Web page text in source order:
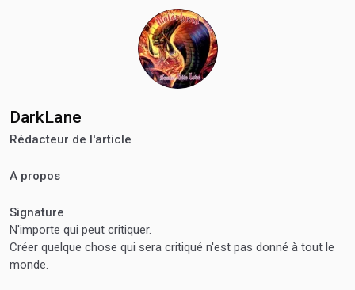
Compatibilité entre navigateurs:
Mozilla, Google Chrome, Safari, appareils mobiles
Contenu de l'archive:Thème, Fichiers Champs
DarkLane
Rédacteur de l'article
A propos
Signature
N'importe qui peut critiquer.
Créer quelque chose qui sera critiqué n'est pas donné à tout le
monde.